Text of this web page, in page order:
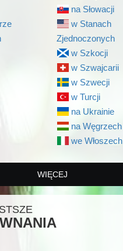
na Słowacji
w Stanach
Zjednoczonych
w Szkocji
w Szwajcarii
w Szwecji
w Turcji
na Ukrainie
na Węgrzech
we Włoszech
WIĘCEJ